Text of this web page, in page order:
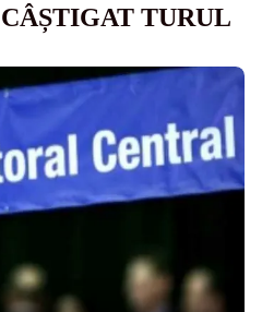
TURUL